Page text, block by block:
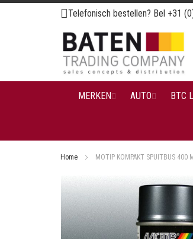
Ga
naar
de
inhoud
Telefonisch bestellen? Bel +31
MERKEN AUTO BTC
Home MOTIP KOMPAKT SPUITBUS 400
naar
einde
van